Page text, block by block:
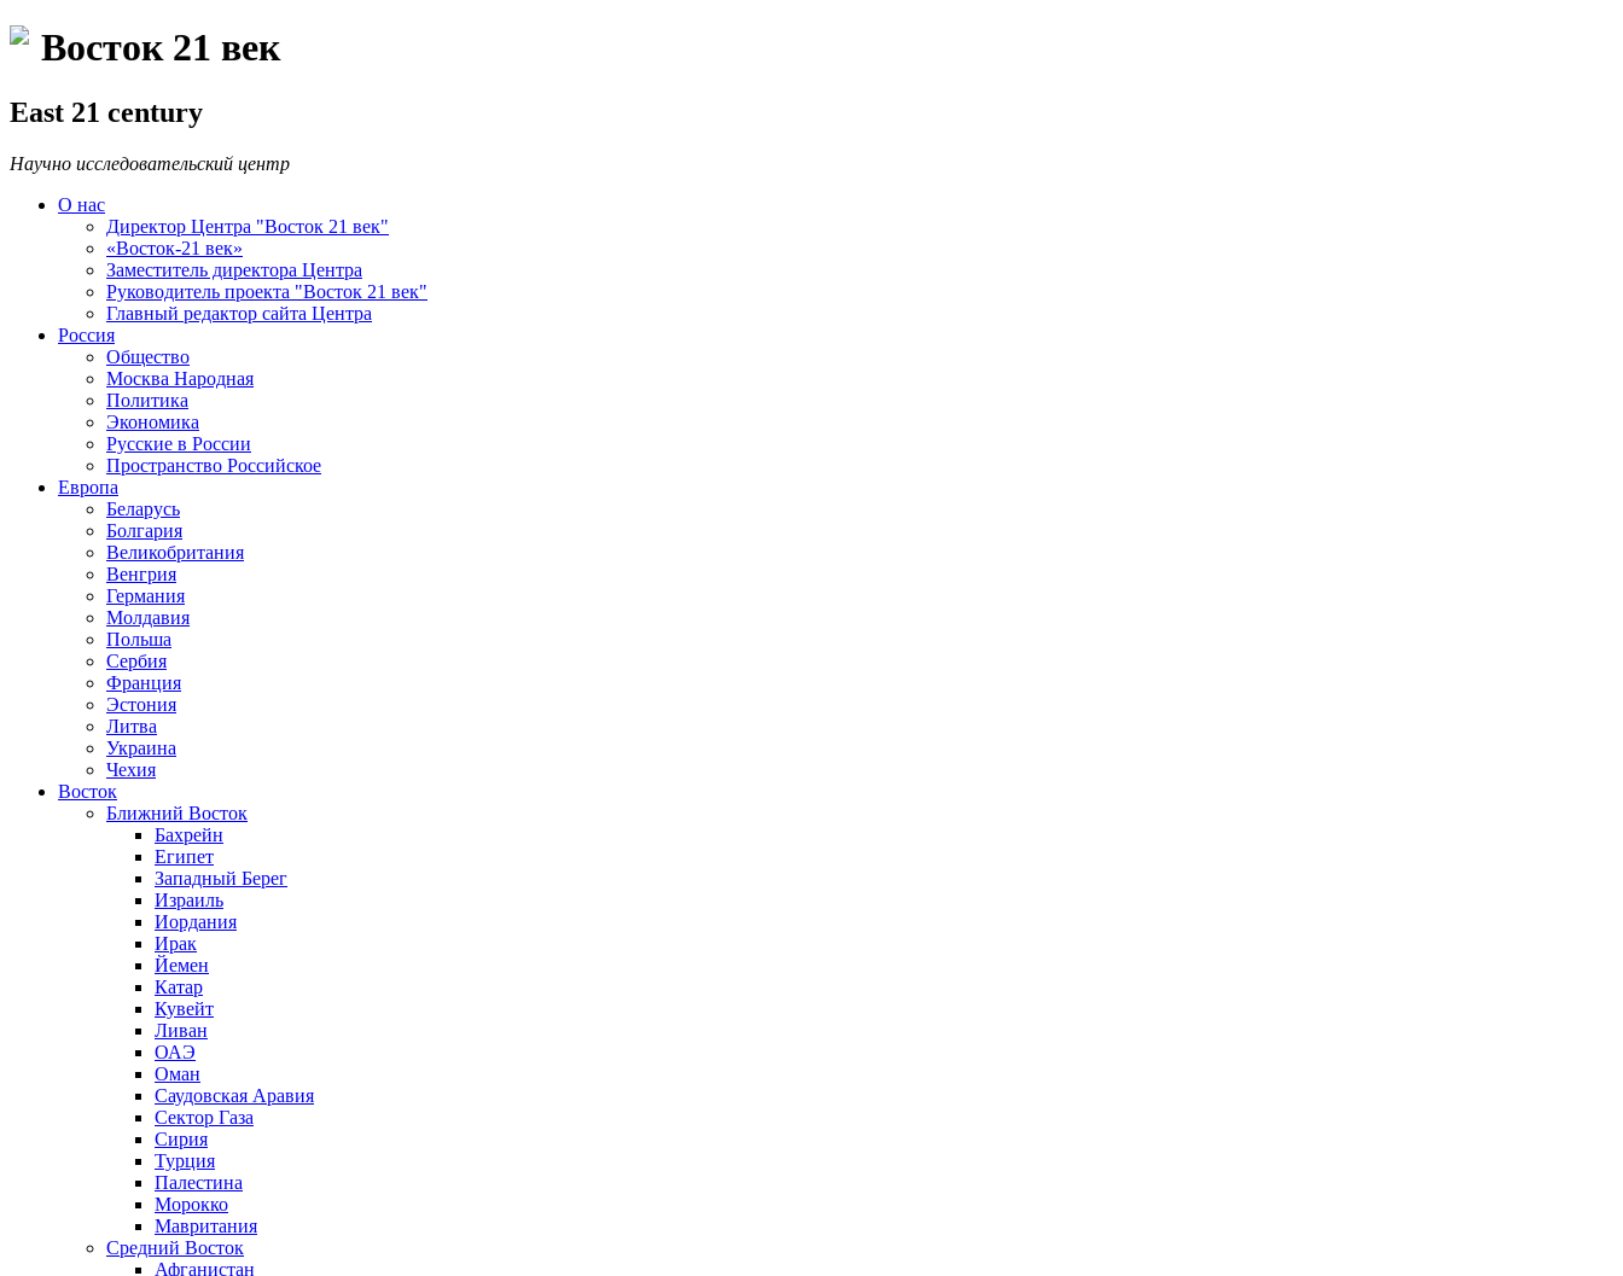
Восток 21 век
East 21 century
Научно исследовательский центр
О нас
Директор Центра "Восток 21 век"
«Восток-21 век»
Заместитель директора Центра
Руководитель проекта "Восток 21 век"
Главный редактор сайта Центра
Россия
Общество
Москва Народная
Политика
Экономика
Русские в России
Пространство Российское
Европа
Беларусь
Болгария
Великобритания
Венгрия
Германия
Молдавия
Польша
Сербия
Франция
Эстония
Литва
Украина
Чехия
Восток
Ближний Восток
Бахрейн
Египет
Западный Берег
Израиль
Иордания
Ирак
Йемен
Катар
Кувейт
Ливан
ОАЭ
Оман
Саудовская Аравия
Сектор Газа
Сирия
Турция
Палестина
Морокко
Мавритания
Средний Восток
Афганистан